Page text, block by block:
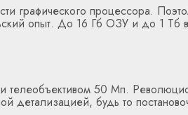
графического процессора.
опыт. До 16 Гб ОЗУ и до 1 Тб
телеобъективом 50 Мп.
детализацией, будь то